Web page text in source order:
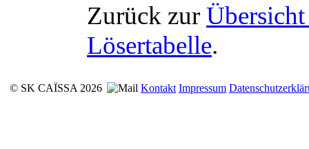
Zurück zur
Lösertabelle.
© SK CAÏSSA 2026 Kontakt Impressum